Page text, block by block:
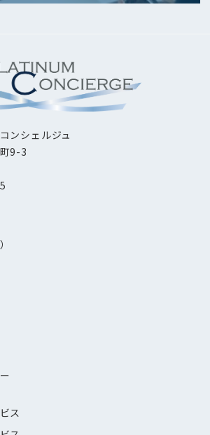
ンシェルジュ
9-3
ス